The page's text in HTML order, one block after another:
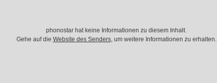
phonostar hat keine Informationen zu diesem Inhalt.
Gehe auf die Website des Senders, um weitere Informationen zu erhalten.